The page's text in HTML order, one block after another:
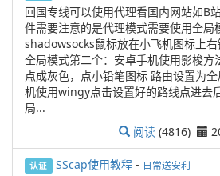
回国专线可以使用代理看国内网站如B
件需要注意的是代理模式需要使用全局
shadowsocks鼠标放在小飞机图标上
全局模式第二个：安卓手机使用影梭方
点成灰色，点小铅笔图标 路由设置为
机使用wingy点击设置好的路线点进去
局...
阅读 (4816)
认证 SScap使用教程 - 日常送安利